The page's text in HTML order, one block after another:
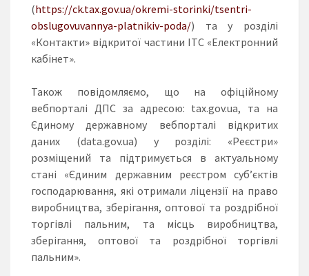
(https://ck.tax.gov.ua/okremi-storinki/tsentri-
obslugovuvannya-platnikiv-poda/) та у розділі
«Контакти» відкритої частини ІТС «Електронний
кабінет».
Також повідомляємо, що на офіційному
вебпорталі ДПС за адресою: tax.gov.ua, та на
Єдиному державному вебпорталі відкритих
даних (data.gov.ua) у розділі: «Реєстри»
розміщений та підтримується в актуальному
стані «Єдиним державним реєстром суб’єктів
господарювання, які отримали ліцензії на право
виробництва, зберігання, оптової та роздрібної
торгівлі пальним, та місць виробництва,
зберігання, оптової та роздрібної торгівлі
пальним».